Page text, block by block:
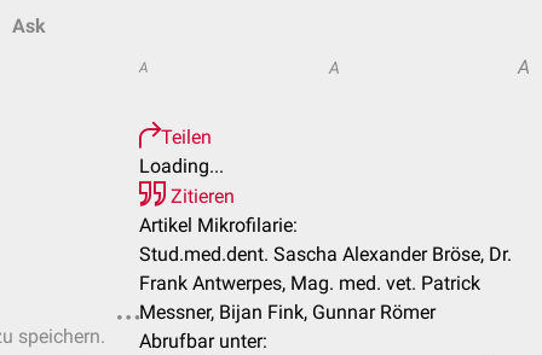
Ask
speichern.
A A A
Teilen
Loading...
Zitieren
Artikel Mikrofilarie:
Stud.med.dent. Sascha Alexander Bröse, Dr.
Frank Antwerpes, Mag. med. vet. Patrick
Messner, Bijan Fink, Gunnar Römer
Abrufbar unter: